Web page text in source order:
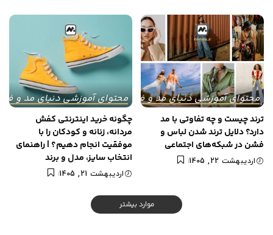
محتوای آموزشی دنیای مد و فشن
ترند چیست و چه تفاوتی با مد
دارد؟ دلایل ترند شدن لباس و
فشن در شبکه‌های اجتماعی
اردیبهشت 22, 1405
محتوای آموزشی دنیای مد و
چگونه خرید اینترنتی کفش
مردانه، زنانه و کودکان را با
موفقیت انجام دهیم؟ | راهنمای
انتخاب سایز، مدل و برند
اردیبهشت 21, 1405
موارد بیشتر